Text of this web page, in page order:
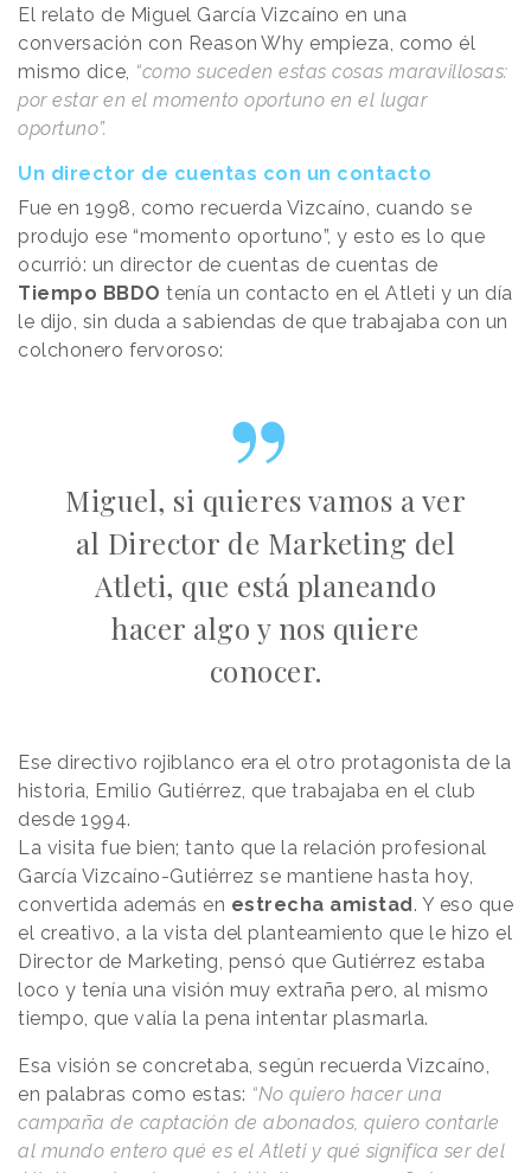
El relato de Miguel García Vizcaíno en una
conversación con Reason Why empieza, como él
mismo dice, “como suceden estas cosas maravillosas:
por estar en el momento oportuno en el lugar
oportuno”.
Un director de cuentas con un contacto
Fue en 1998, como recuerda Vizcaíno, cuando se
produjo ese “momento oportuno”, y esto es lo que
ocurrió: un director de cuentas de cuentas de
Tiempo BBDO tenía un contacto en el Atleti y un día
le dijo, sin duda a sabiendas de que trabajaba con un
colchonero fervoroso:
Miguel, si quieres vamos a ver
al Director de Marketing del
Atleti, que está planeando
hacer algo y nos quiere
conocer.
Ese directivo rojiblanco era el otro protagonista de la
historia, Emilio Gutiérrez, que trabajaba en el club
desde 1994.
La visita fue bien; tanto que la relación profesional
García Vizcaíno-Gutiérrez se mantiene hasta hoy,
convertida además en estrecha amistad . Y eso que
el creativo, a la vista del planteamiento que le hizo el
Director de Marketing, pensó que Gutiérrez estaba
loco y tenía una visión muy extraña pero, al mismo
tiempo, que valía la pena intentar plasmarla.
Esa visión se concretaba, según recuerda Vizcaíno,
en palabras como estas: “No quiero hacer una
campaña de captación de abonados, quiero contarle
al mundo entero qué es el Atleti y qué significa ser del